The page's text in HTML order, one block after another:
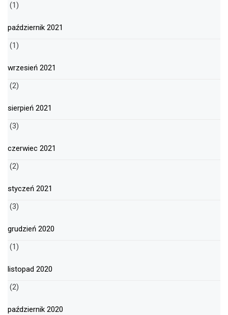
(1)
październik 2021
(1)
wrzesień 2021
(2)
sierpień 2021
(3)
czerwiec 2021
(2)
styczeń 2021
(3)
grudzień 2020
(1)
listopad 2020
(2)
październik 2020